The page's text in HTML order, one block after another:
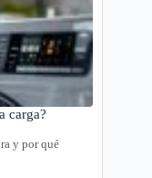
carga?
y por qué